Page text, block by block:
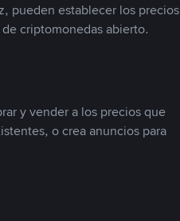
pueden establecer los precios
criptomonedas abierto.
y vender a los precios que
o crea anuncios para